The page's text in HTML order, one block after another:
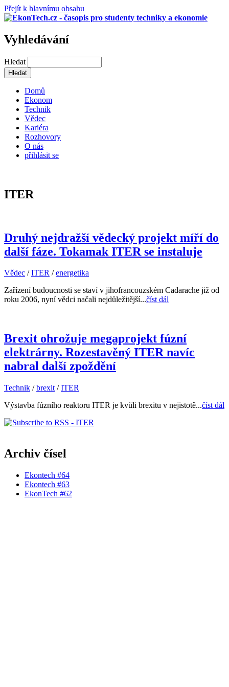
Přejít k hlavnímu obsahu
Vyhledávání
Hledat
Domů
Ekonom
Technik
Vědec
Kariéra
Rozhovory
O nás
přihlásit se
ITER
Druhý nejdražší vědecký projekt míří do
další fáze. Tokamak ITER se instaluje
Vědec /ITER /energetika
Zařízení budoucnosti se staví v jihofrancouzském Cadarache již od
roku 2006, nyní vědci načali nejdůležitější...číst dál
Brexit ohrožuje megaprojekt fúzní
elektrárny. Rozestavěný ITER navíc
nabral další zpoždění
Technik /brexit /ITER
Výstavba fúzního reaktoru ITER je kvůli brexitu v nejistotě...číst dál
Archiv čísel
Ekontech #64
Ekontech #63
EkonTech #62